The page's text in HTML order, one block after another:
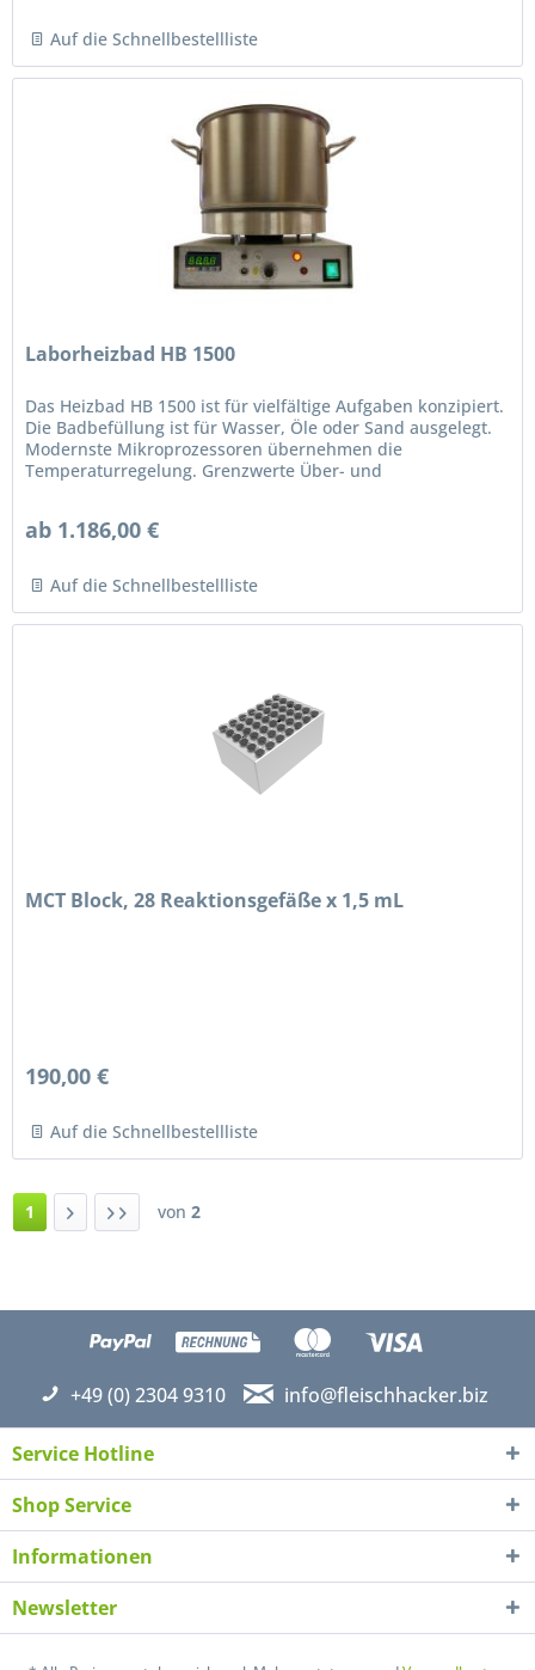
Auf die Schnellbestellliste
Laborheizbad HB 1500
Das Heizbad HB 1500 ist für vielfältige Aufgaben konzipiert.
Die Badbefüllung ist für Wasser, Öle oder Sand ausgelegt.
Modernste Mikroprozessoren übernehmen die
Temperaturregelung. Grenzwerte Über- und
ab 1.186,00 €
Auf die Schnellbestellliste
MCT Block, 28 Reaktionsgefäße x 1,5 mL
190,00 €
Auf die Schnellbestellliste
1 von 2
+49 (0) 2304 9310 info@fleischhacker.biz
Service Hotline
Shop Service
Informationen
Newsletter